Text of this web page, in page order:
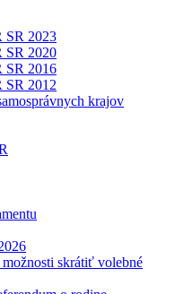
SR 2023
SR 2020
SR 2016
2012
krajov
skrátiť volebné